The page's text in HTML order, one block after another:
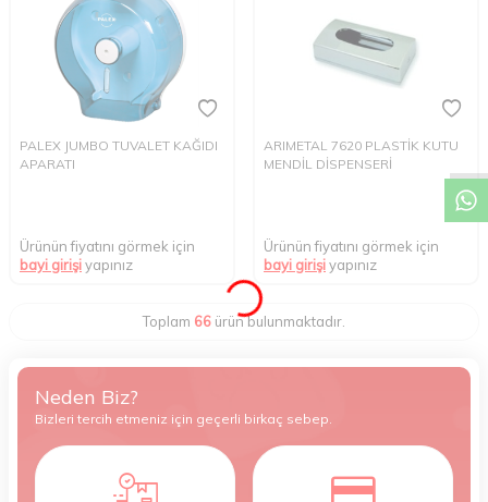
PALEX JUMBO TUVALET KAĞIDI
APARATI
Ürünün fiyatını görmek için
bayi girişiyapınız
ARIMETAL 7620 PLASTİK KUTU
MENDİL DİSPENSERİ
Ürünün fiyatını görmek için
bayi girişiyapınız
Toplam 66 ürün bulunmaktadır.
Neden Biz?
Bizleri tercih etmeniz için geçerli birkaç sebep.